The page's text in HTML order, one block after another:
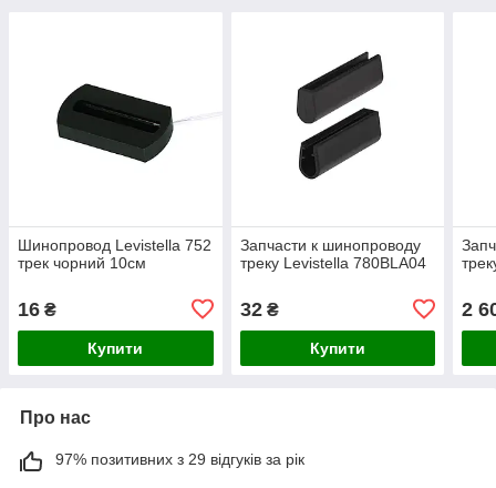
Шинопровод Levistella 752
трек чорний 10см
16 ₴
Купити
Запчасти к шинопроводу
треку Levistella 780BLA04
32₴
Купити
2
Про нас
97% позитивних з 29 відгуків за рік